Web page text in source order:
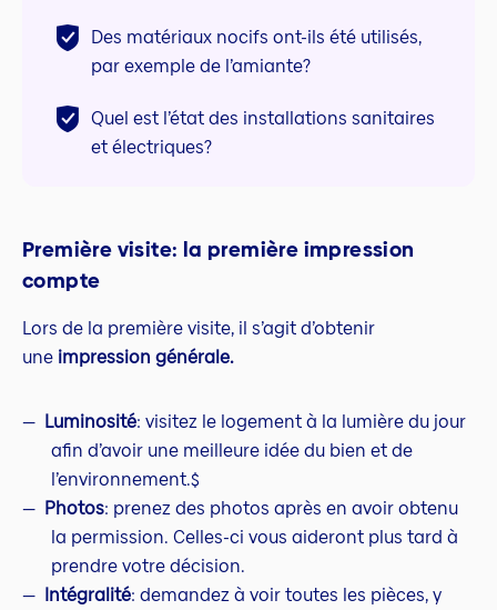
Des matériaux nocifs ont-ils été utilisés,
par exemple de l’amiante?
Quel est l’état des installations sanitaires
et électriques?
Première visite: la première impression
compte
Lors de la première visite, il s’agit d’obtenir
une impression générale.
Luminosité: visitez le logement à la lumière du jour
afin d’avoir une meilleure idée du bien et de
l’environnement.$
Photos: prenez des photos après en avoir obtenu
la permission. Celles-ci vous aideront plus tard à
prendre votre décision.
Intégralité: demandez à voir toutes les pièces, y